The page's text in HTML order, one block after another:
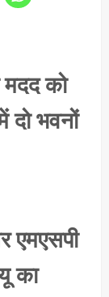
मदद को
भवनों
एमएसपी
का